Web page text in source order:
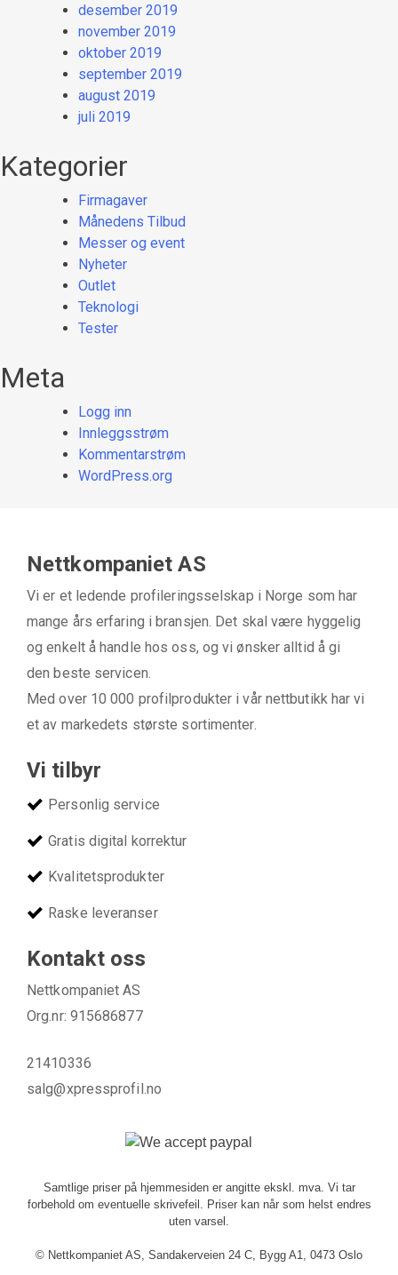
desember 2019
november 2019
oktober 2019
september 2019
august 2019
juli 2019
Kategorier
Firmagaver
Månedens Tilbud
Messer og event
Nyheter
Outlet
Teknologi
Tester
Meta
Logg inn
Innleggsstrøm
Kommentarstrøm
WordPress.org
Nettkompaniet AS
Vi er et ledende profileringsselskap i Norge som har
mange års erfaring i bransjen. Det skal være hyggelig
og enkelt å handle hos oss, og vi ønsker alltid å gi
den beste servicen.
Med over 10 000 profilprodukter i vår nettbutikk har vi
et av markedets største sortimenter.
Vi tilbyr
Personlig service
Gratis digital korrektur
Kvalitetsprodukter
Raske leveranser
Kontakt oss
Nettkompaniet AS
Org.nr: 915686877
21410336
salg@xpressprofil.no
Samtlige priser på hjemmesiden er angitte ekskl. mva. Vi tar
forbehold om eventuelle skrivefeil. Priser kan når som helst endres
uten varsel.
© Nettkompaniet AS, Sandakerveien 24 C, Bygg A1, 0473 Oslo